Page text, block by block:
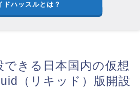
ドハッスルとは？
できる日本国内の仮想
（リキッド）版開設